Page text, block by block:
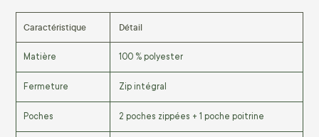
Caractéristique Détail
Matière 100 % polyester
Fermeture Zip intégral
Poches 2 poches zippées + 1 poche poitrine